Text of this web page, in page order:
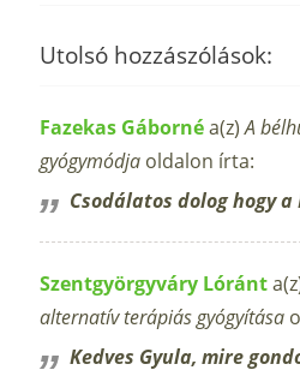
Utolsó hozzászólások:
Fazekas Gábornéa(z)A
gyógymódja oldalon írta:
Csodálatos dolog hogy
Szentgyörgyváry Lóránt
alternatív terápiás gyógyítása
Kedves Gyula, mire